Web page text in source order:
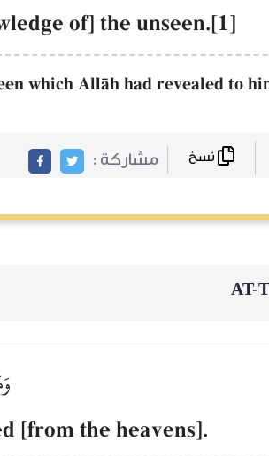
of] the unseen.[1]
which AllŒh had revealed to
مشاركة :
AT-
[from the heavens].